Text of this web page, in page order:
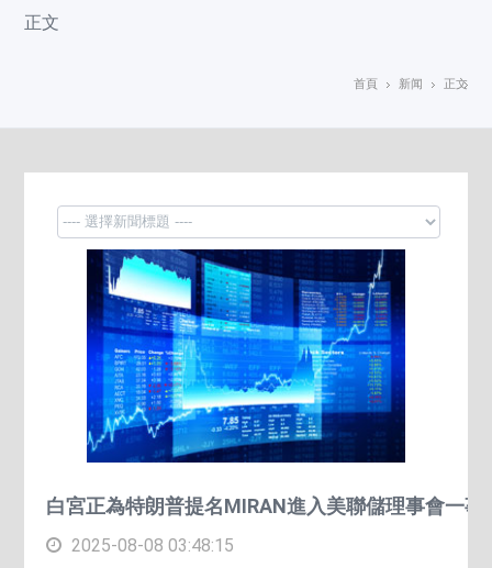
正文
首頁 新闻 正文
白宮正為特朗普提名MIRAN進入美聯儲理事會一事
2025-08-08 03:48:15